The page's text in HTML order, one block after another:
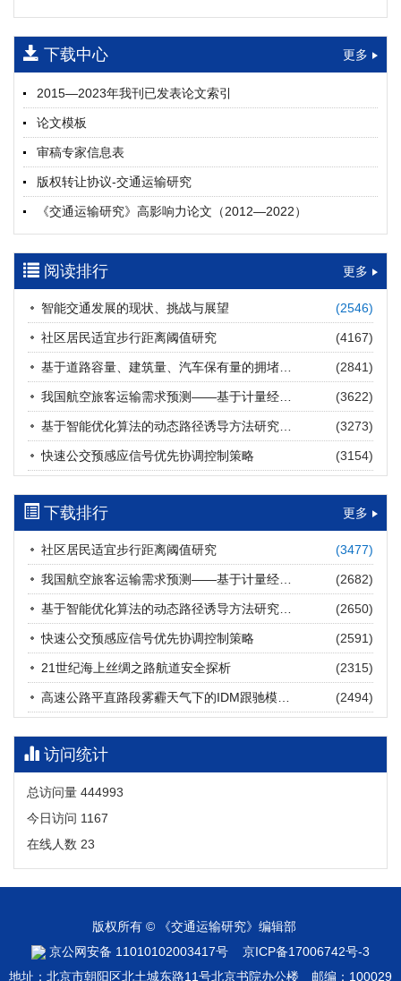
师瑞峰, 程龙飞, 张凌志, 王亚彬, 刘状壮
2026, 12(3): 137-150.https://doi.org/10.16503/j.cnki.2095-
9931.2026.03.011
摘要 (20) HTML(18)
基于TimeXer模型的高速公路服务区充电负荷预测
孙偲赫, 宋国华, 朱子俊, 范鹏飞, 石莹
2026, 12(3): 151-162.
9931.2026.03.012
摘要 (26) HTML(25)
多层能源供给网络下高速公路系统韧性提升方法
郝泉霖, 兰富安, 赖波, 陈立栋, 宋志英, 郑帅
2026, 12(3): 163-175.https://doi.org/10.16503/j.cnki.2095-
9931.2026.03.013
摘要 (19) HTML(18)
道路建养运通用碳核算方法及应用
王元庆, 王皎, 刘圆圆, 于谦, 刘聂旸子, 杨诗雨
2026, 12(3): 176-189.https://doi.org/10.16503/j.cnki.2095-
9931.2026.03.014
摘要 (16) HTML(17)
西部陆海新通道氢走廊建设对交通运输领域低碳转型的推动作
用
罗文格, 黄承锋, 关海长
2026, 12(3): 190-201.https://doi.org/10.16503/j.cnki.2095-
9931.2026.03.015
摘要 (27) HTML(28)
交能融合背景下零碳货运走廊利益主体的策略演化与影响因素
张海涛, 姚琛, 唐治豪, 谢明辉, 王元庆
2026, 12(3): 202-216.https://doi.org/10.16503/j.cnki.2095-
9931.2026.03.016
摘要 (23) HTML(22)
下载中心 更多
2015—2023年我刊已发表论文索引
论文模板
审稿专家信息表
版权转让协议-交通运输研究
《交通运输研究》高影响力论文（2012—2022）
中英文摘要撰写规范及样例
阅读排行 更多
智能交通发展的现状、挑战与展望 (2546)
社区居民适宜步行距离阈值研究 (4167)
(2841)
(3622)
(3273)
快速公交预感应信号优先协调控制策略 (3154)
下载排行 更多
社区居民适宜步行距离阈值研究 (3477)
(2682)
(2650)
快速公交预感应信号优先协调控制策略 (2591)
21世纪海上丝绸之路航道安全探析 (2315)
(2494)
访问统计
总访问量 444993
今日访问 1167
在线人数 23
版权所有 © 《交通运输研究》编辑部
京公网安备 11010102003417号
京ICP备17006742号-3
地址：北京市朝阳区北土城东路11号北京书院办公楼 邮编：100029